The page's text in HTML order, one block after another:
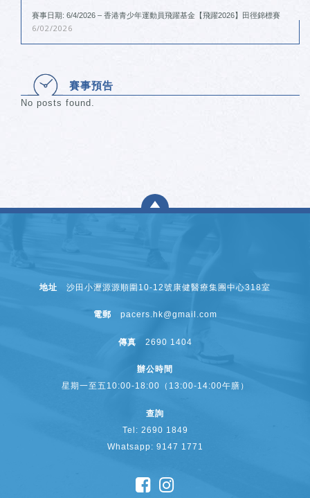
賽事日期: 6/4/2026 – 香港青少年運動員飛躍基金【飛躍2026】田徑錦標賽
6/02/2026
賽事預告
No posts found.
地址 沙田小瀝源源順圍10-12號康健醫療集團中心318室
電郵 pacers.hk@gmail.com
傳真 2690 1404
辦公時間
星期一至五10:00-18:00（13:00-14:00午膳）
查詢
Tel: 2690 1849
Whatsapp: 9147 1771